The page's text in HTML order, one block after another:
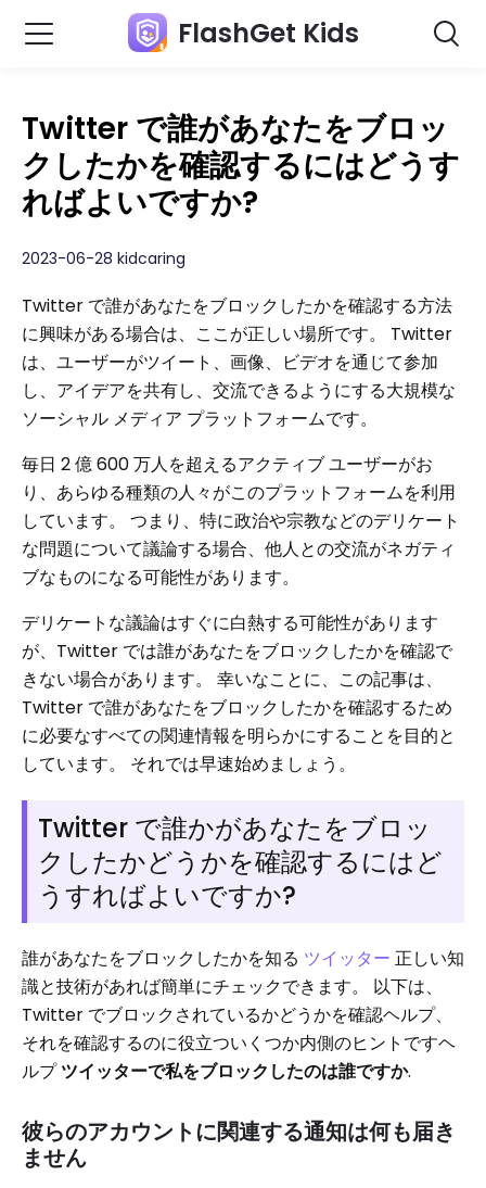
FlashGet Kids
Twitter で誰があなたをブロッ
クしたかを確認するにはどうす
ればよいですか?
2023-06-28 kidcaring
Twitter で誰があなたをブロックしたかを確認する方法
に興味がある場合は、ここが正しい場所です。 Twitter
は、ユーザーがツイート、画像、ビデオを通じて参加
し、アイデアを共有し、交流できるようにする大規模な
ソーシャル メディア プラットフォームです。
毎日 2 億 600 万人を超えるアクティブ ユーザーがお
り、あらゆる種類の人々がこのプラットフォームを利用
しています。 つまり、特に政治や宗教などのデリケート
な問題について議論する場合、他人との交流がネガティ
ブなものになる可能性があります。
デリケートな議論はすぐに白熱する可能性があります
が、Twitter では誰があなたをブロックしたかを確認で
きない場合があります。 幸いなことに、この記事は、
Twitter で誰があなたをブロックしたかを確認するため
に必要なすべての関連情報を明らかにすることを目的と
しています。 それでは早速始めましょう。
Twitter で誰かがあなたをブロッ
クしたかどうかを確認するにはど
うすればよいですか?
誰があなたをブロックしたかを知る ツイッター 正しい知
識と技術があれば簡単にチェックできます。 以下は、
Twitter でブロックされているかどうかを確認ヘルプ、
それを確認するのに役立ついくつか内側のヒントですヘ
ルプツイッターで私をブロックしたのは誰ですか.
彼らのアカウントに関連する通知は何も届き
ません